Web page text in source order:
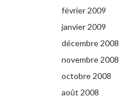
février 2009
janvier 2009
décembre 2008
novembre 2008
octobre 2008
août 2008